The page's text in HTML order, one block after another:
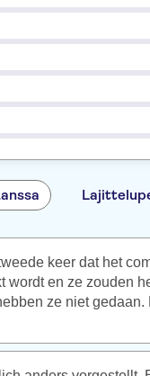
keer dat het
wordt en ze zouden
ze niet
tui… Zelfs de
is gewoon een geld nakker